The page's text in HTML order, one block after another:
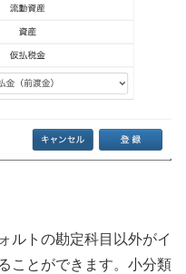
ルトの勘定科目以外がイ
ことができます。小分類